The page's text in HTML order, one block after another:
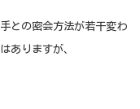
との密会方法が若干変わ
ありますが、